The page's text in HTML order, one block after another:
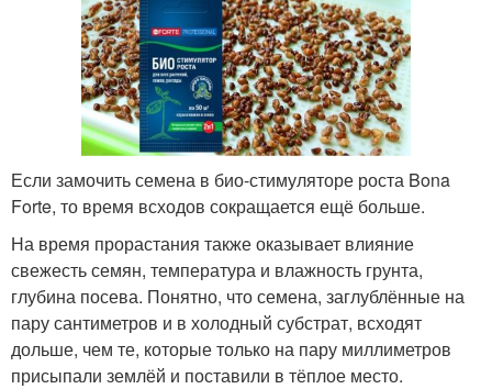
Если замочить семена в био-стимуляторе роста Bona
Forte, то время всходов сокращается ещё больше.
На время прорастания также оказывает влияние
свежесть семян, температура и влажность грунта,
глубина посева. Понятно, что семена, заглублённые на
пару сантиметров и в холодный субстрат, всходят
дольше, чем те, которые только на пару миллиметров
присыпали землёй и поставили в тёплое место.